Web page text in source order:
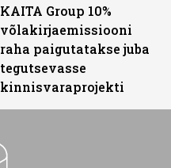
KAITA Group 10%
võlakirjaemissiooni
raha paigutatakse juba
tegutsevasse
kinnisvaraprojekti